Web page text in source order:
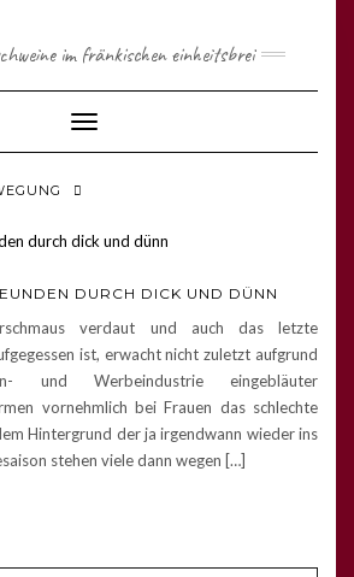
im fränkischen einheitsbrei
Toggle
Navigation
DURCH DICK UND DÜNN
verdaut und auch das letzte
ist, erwacht nicht zuletzt aufgrund
und Werbeindustrie eingebläuter
vornehmlich bei Frauen das schlechte
Hintergrund der ja irgendwann wieder ins
stehen viele dann wegen […]